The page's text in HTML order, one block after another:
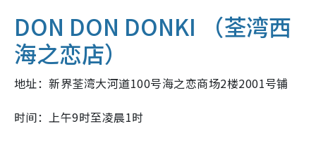
DON DON DONKI （荃湾西
海之恋店）
地址：新界荃湾大河道100号海之恋商场2楼2001号铺
时间：上午9时至凌晨1时